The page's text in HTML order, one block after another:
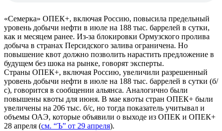
«Семерка» ОПЕК+, включая Россию, повысила предельный
уровень добычи нефти в июле на 188 тыс. баррелей в сутки,
как и месяцем ранее. Из-за блокировки Ормузского пролива
добыча в странах Персидского залива ограничена. Но
повышение квот должно позволить нарастить предложение в
будущем без шока на рынке, говорят эксперты.
Страны ОПЕК+, включая Россию, увеличили разрешенный
уровень добычи нефти в июле на 188 тыс. баррелей в сутки (б/
с), говорится в сообщении альянса. Аналогично были
повышены квоты для июня. В мае квоты стран ОПЕК+ были
увеличены на 206 тыс. б/с, но тогда показатель учитывал и
объемы ОАЭ, которые объявили о выходе из ОПЕК и ОПЕК+
28 апреля (см. “Ъ” от 29 апреля).